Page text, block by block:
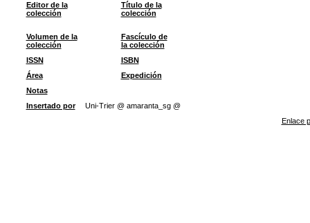
Editor de la
colección
Título de la
colección
Volumen de la
colección
Fascículo de
la colección
ISSN
ISBN
Área
Expedición
Notas
Insertado por
Uni-Trier @ amaranta_sg @
Enlace